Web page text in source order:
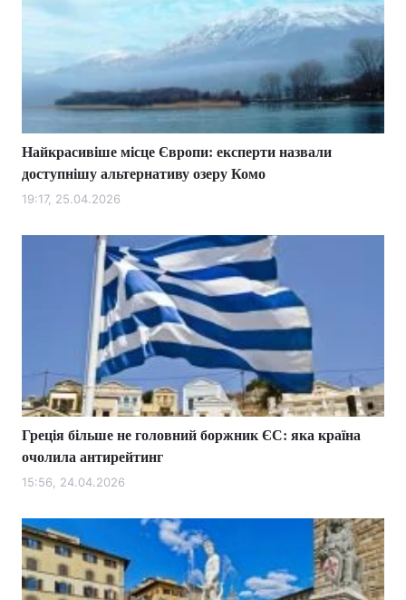
Тема оформлення
Найкрасивіше місце Європи: експерти назвали
доступнішу альтернативу озеру Комо
19:17, 25.04.2026
Греція більше не головний боржник ЄС: яка країна
очолила антирейтинг
15:56, 24.04.2026